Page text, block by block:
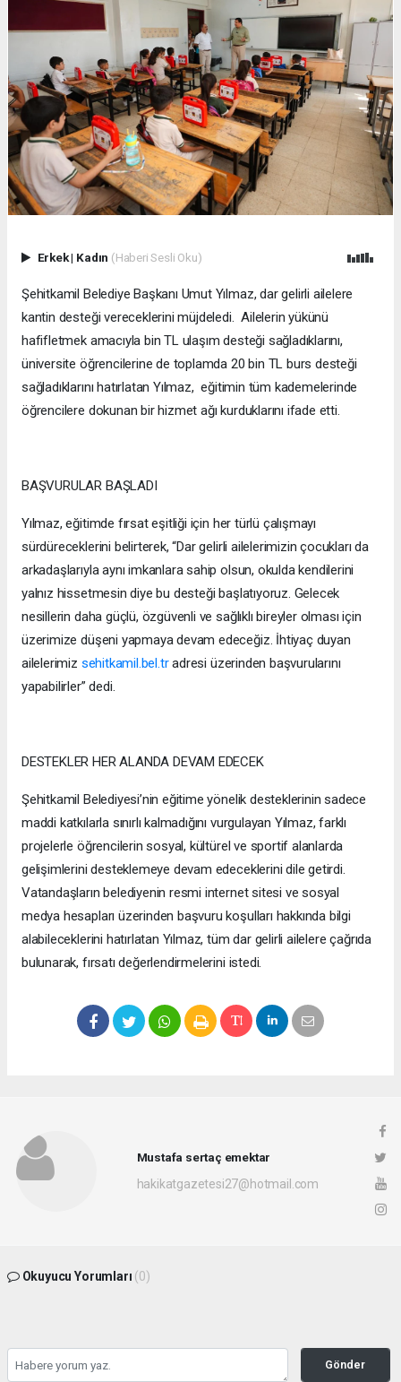
Erkek| Kadın (Haberi Sesli Oku)
Şehitkamil Belediye Başkanı Umut Yılmaz, dar gelirli ailelere
kantin desteği vereceklerini müjdeledi. Ailelerin yükünü
hafifletmek amacıyla bin TL ulaşım desteği sağladıklarını,
üniversite öğrencilerine de toplamda 20 bin TL burs desteği
sağladıklarını hatırlatan Yılmaz, eğitimin tüm kademelerinde
öğrencilere dokunan bir hizmet ağı kurduklarını ifade etti.
BAŞVURULAR BAŞLADI
Yılmaz, eğitimde fırsat eşitliği için her türlü çalışmayı
sürdüreceklerini belirterek, “Dar gelirli ailelerimizin çocukları da
arkadaşlarıyla aynı imkanlara sahip olsun, okulda kendilerini
yalnız hissetmesin diye bu desteği başlatıyoruz. Gelecek
nesillerin daha güçlü, özgüvenli ve sağlıklı bireyler olması için
üzerimize düşeni yapmaya devam edeceğiz. İhtiyaç duyan
ailelerimiz sehitkamil.bel.tradresi üzerinden başvurularını
yapabilirler” dedi.
DESTEKLER HER ALANDA DEVAM EDECEK
Şehitkamil Belediyesi’nin eğitime yönelik desteklerinin sadece
maddi katkılarla sınırlı kalmadığını vurgulayan Yılmaz, farklı
projelerle öğrencilerin sosyal, kültürel ve sportif alanlarda
gelişimlerini desteklemeye devam edeceklerini dile getirdi.
Vatandaşların belediyenin resmi internet sitesi ve sosyal
medya hesapları üzerinden başvuru koşulları hakkında bilgi
alabileceklerini hatırlatan Yılmaz, tüm dar gelirli ailelere çağrıda
bulunarak, fırsatı değerlendirmelerini istedi.
Mustafa sertaç emektar
hakikatgazetesi27@hotmail.com
Okuyucu Yorumları (0)
Gönder